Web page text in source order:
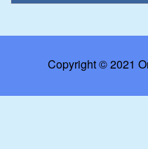
Copyright © 2021